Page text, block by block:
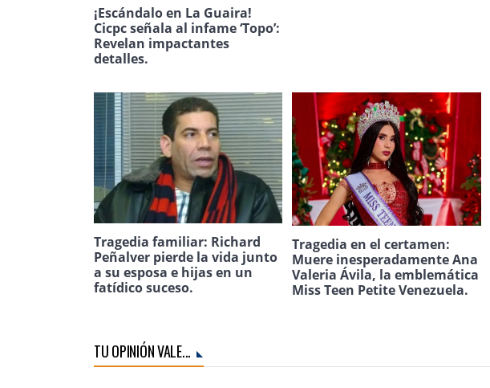
¡Escándalo en La Guaira!
Cicpc señala al infame ‘Topo’:
Revelan impactantes
detalles.
Tragedia familiar: Richard
Peñalver pierde la vida junto
a su esposa e hijas en un
fatídico suceso.
Tragedia en el certamen:
Muere inesperadamente Ana
Valeria Ávila, la emblemática
Miss Teen Petite Venezuela.
TU OPINIÓN VALE...